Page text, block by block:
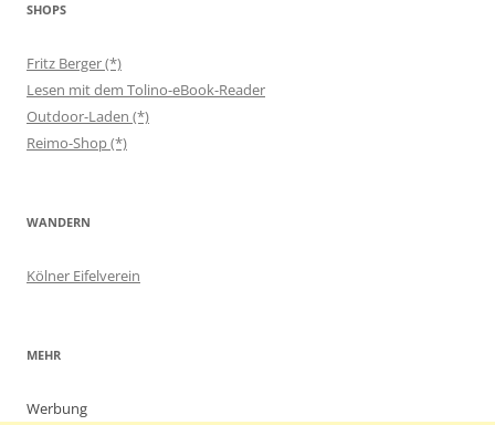
SHOPS
Fritz Berger (*)
Lesen mit dem Tolino-eBook-Reader
Outdoor-Laden (*)
Reimo-Shop (*)
WANDERN
Kölner Eifelverein
MEHR
Werbung